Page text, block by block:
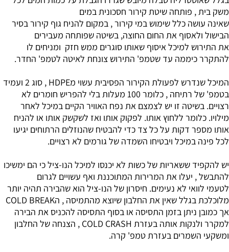
משק בית , פותחה שיטת קירור חסכונית במים
שאינה עושה כלל שימוש במי קירור , במקום להניח גוף קירור בסיר
הבישול ולאסוף את החום החוצה, בשיטה שפותחה מעבירים
את התירוש למיכל איסוף שאותו סוגרים ממש חזק ומניחים לו
להתקרר כיממה עד שטמפ' התירוש צונחת לאיטה לטמפ' החדר.
המיכל שנדרש לפעולת הקירור הפסיבית עשוי מHDPE , סוג 2 ועמיד
בטמפ' של רתיחה , כלומר 100 מעלות בלי להפריש חומרים לא
רצויים. בשיטה זו יש לצמצם את נפח האוויר הקיים במיכל לאחר
מילויו. כלומר ללחוץ אותו. לפקוק אותו ואז לשקשק אותו או להניח
אותו מספר דקות על כל צד כדי להבטיח שהנוזלים הרתוחים יגיעו
לכל פינה במיכל ויבטיחו השמדה של גורמים לא רצויים.
יש להקפיד ששאריות של כשות לא יכנסו למיכל הנו-ציל כי הם ימשיכו
להתבשל , יעלו את המרירות המתוכננת ואף עשויים לגרום
לטעמי לוואי לא נעימים. חיסרון של הנו-ציל הוא שהבירה תהיה יותר
מלוכלכת בגלל שאין את החלבון שיוצא מהתמיסה , הCOLD BREAK
אך כמובן ניתן בזמן התסיסה או בסוף התסיסה להכניס את הבירה
למקרר ולנקות אותה בעזרת COLD CRASH , הצנחה של החלבון
ומשקעי השמרים בעזרת טמפ' קרה.